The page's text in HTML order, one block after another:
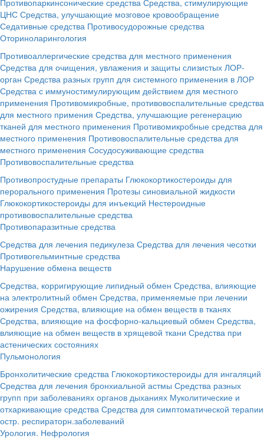
ЦНС Средства, улучшающие мозговое кровообращение
Седативные средства Противосудорожные средства
Оториноларингология
Противоаллергические средства для местного применения
Средства для очищения, увлажения и защиты слизистых ЛОР-
орган Средства разных групп для системного применения в ЛОР
Средства с иммуностимулирующим действием для местного
применения Противомикробные, противовоспалительные средства
для местного примения Средства, улучшающие регенерацию
тканей для местного применения Противомикробные средства для
местного применения Противовоспалительные средства для
местного применения Сосудосуживающие средства
Противовоспалительные средства
Противопростудные препараты Глюкокортикостероиды для
перорального применения Протезы синовиальной жидкости
Глюкокортикостероиды для инъекций Нестероидные
противовоспалительные средства
Противопаразитные средства
Средства для лечения педикулеза Средства для лечения чесотки
Противогельминтные средства
Нарушение обмена веществ
Средства, корригирующие липидный обмен Средства, влияющие
на электролитный обмен Средства, применяемые при лечении
ожирения Средства, влияющие на обмен веществ в тканях
Средства, влияющие на фосфорно-кальциевый обмен Средства,
влияющие на обмен веществ в хрящевой ткани Средства при
астенических состояниях
Пульмонология
Бронхолитические средства Глюкокортикостероиды для ингаляций
Средства для лечения бронхиальной астмы Средства разных
групп при заболеваниях органов дыханиях Муколитические и
отхаркивающие средства Средства для симптоматической терапии
остр. респираторн.заболеваний
Урология. Нефрология